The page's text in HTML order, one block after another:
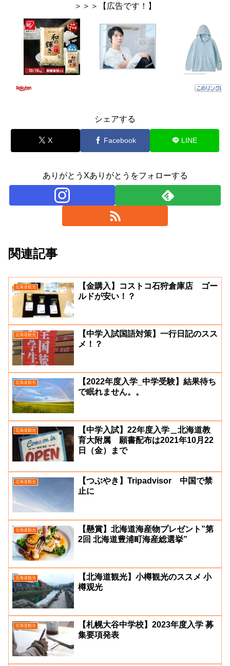
＞＞＞【広告です！】
シェアする
X Facebook LINE
ありがとうXありがとうをフォローする
関連記事
北海道観光
【金購入】コストコ石狩倉庫店 ゴー
ルドが安い！？
北海道観光
【中学入試国語対策】一行日記のスス
メ！？
北海道観光
【2022年度入学_中学受験】結果待ち
で眠れません。。
北海道観光
【中学入試】22年度入学＿北海道教
育大附属 願書配布は2021年10月22
日（金）まで
北海道観光
【つぶやき】Tripadvisor 中国で禁
止に
北海道観光
【懸賞】北海道海産物プレゼント”第
2回 北海道豊浦町海産総選挙”
北海道観光
【北海道観光】小樽観光のススメ 小
樽观光
北海道観光
【札幌大谷中学校】2023年度入学 募
集要項発表